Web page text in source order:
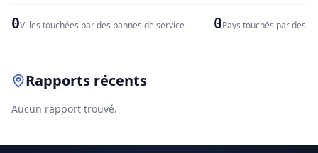
0Villes touchées par des pannes de service 0Pays touchés par des
Rapports récents
Aucun rapport trouvé.